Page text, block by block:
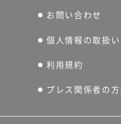
お問い合わせ
個人情報の取扱い
利用規約
プレス関係者の方